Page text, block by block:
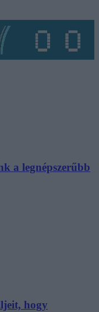
a legnépszerűbb
hogy